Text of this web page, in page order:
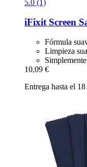
5.0 (1)
iFixit Screen
Fórmula
Limpieza
10,09 €
Entrega hasta el